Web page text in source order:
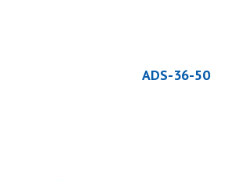
ADS-36-50